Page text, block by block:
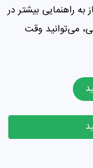
راهنمایی بیشتر در
می‌توانید وقت